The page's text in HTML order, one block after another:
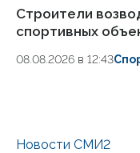
Строители
спортивных
08.08.2026 в 12:43
Новости СМИ2